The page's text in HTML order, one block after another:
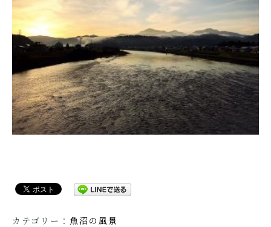
カテゴリー： 魚沼の風景